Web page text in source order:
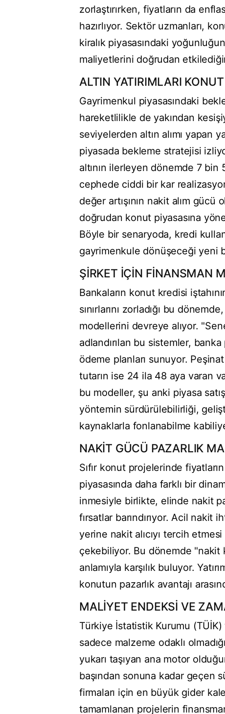
zorlaştırırken, fiyatların da
hazırlıyor. Sektör uzmanları,
kiralık piyasasındaki
maliyetlerini doğrudan
ALTIN YATIRIMLARI
Gayrimenkul piyasasındaki
hareketlilikle de yakından
seviyelerden altın alımı yapan
piyasada bekleme stratejisi
altının ilerleyen dönemde 7
cephede ciddi bir kar
değer artışının nakit alım
doğrudan konut piyasasına
Böyle bir senaryoda, kredi
gayrimenkule dönüşeceği yeni
ŞİRKET İÇİN FİNANSMAN
Bankaların konut kredisi
sınırlarını zorladığı bu
modellerini devreye alıyor.
adlandırılan bu sistemler,
ödeme planları sunuyor.
tutarın ise 24 ila 48 aya varan
bu modeller, şu anki piyasa
yöntemin sürdürülebilirliği,
kaynaklarla fonlanabilme
NAKİT GÜCÜ PAZARLIK
Sıfır konut projelerinde
piyasasında daha farklı bir
inmesiyle birlikte, elinde nakit
fırsatlar barındırıyor. Acil nakit
yerine nakit alıcıyı tercih
çekebiliyor. Bu dönemde "nakit
anlamıyla karşılık buluyor.
konutun pazarlık avantajı
MALİYET ENDEKSİ VE
Türkiye İstatistik Kurumu
sadece malzeme odaklı
yukarı taşıyan ana motor
başından sonuna kadar geçen
firmaları için en büyük gider
tamamlanan projelerin